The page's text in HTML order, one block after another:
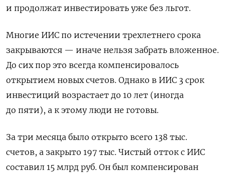
и продолжат инвестировать уже без льгот.
Многие ИИС по истечении трехлетнего срока
закрываются — иначе нельзя забрать вложенное.
До сих пор это всегда компенсировалось
открытием новых счетов. Однако в ИИС 3 срок
инвестиций возрастает до 10 лет (иногда
до пяти), а к этому люди не готовы.
За три месяца было открыто всего 138 тыс.
счетов, а закрыто 197 тыс. Чистый отток с ИИС
составил 15 млрд руб. Он был компенсирован